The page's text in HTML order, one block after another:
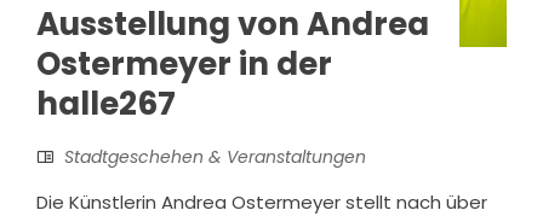
Ausstellung von Andrea
Ostermeyer in der
halle267
Stadtgeschehen & Veranstaltungen
Die Künstlerin Andrea Ostermeyer stellt nach über